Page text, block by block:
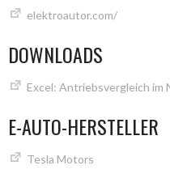
elektroautor.com/
DOWNLOADS
Excel: Antriebsvergleich im
E-AUTO-HERSTELLER
Tesla Motors